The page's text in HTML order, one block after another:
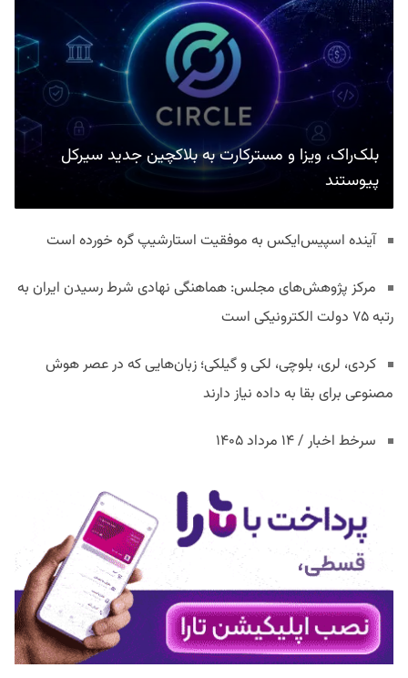
بلک‌راک، ویزا و مسترکارت به بلاکچین جدید سیرکل
پیوستند
آینده اسپیس‌ایکس به موفقیت استارشیپ گره خورده است
مرکز پژوهش‌های مجلس: هماهنگی نهادی شرط رسیدن ایران به
رتبه ۷۵ دولت الکترونیکی است
کردی، لری، بلوچی، لکی و گیلکی؛ زبان‌هایی که در عصر هوش
مصنوعی برای بقا به داده نیاز دارند
سرخط اخبار / ۱۴ مرداد ۱۴۰۵